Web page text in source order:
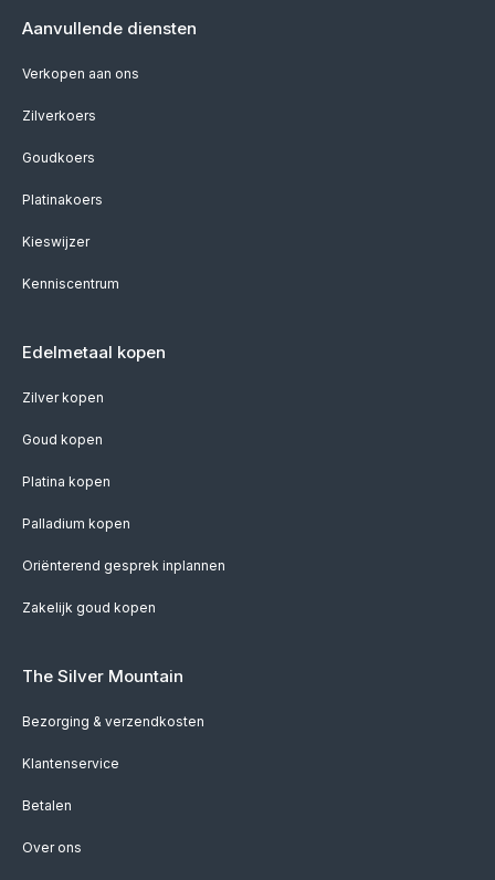
Aanvullende diensten
Verkopen aan ons
Zilverkoers
Goudkoers
Platinakoers
Kieswijzer
Kenniscentrum
Edelmetaal kopen
Zilver kopen
Goud kopen
Platina kopen
Palladium kopen
Oriënterend gesprek inplannen
Zakelijk goud kopen
The Silver Mountain
Bezorging & verzendkosten
Klantenservice
Betalen
Over ons